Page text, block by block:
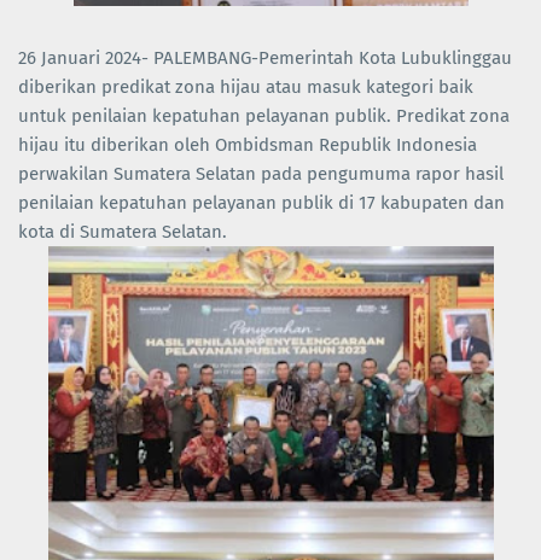
26 Januari 2024- PALEMBANG-Pemerintah Kota Lubuklinggau
diberikan predikat zona hijau atau masuk kategori baik
untuk penilaian kepatuhan pelayanan publik. Predikat zona
hijau itu diberikan oleh Ombidsman Republik Indonesia
perwakilan Sumatera Selatan pada pengumuma rapor hasil
penilaian kepatuhan pelayanan publik di 17 kabupaten dan
kota di Sumatera Selatan.